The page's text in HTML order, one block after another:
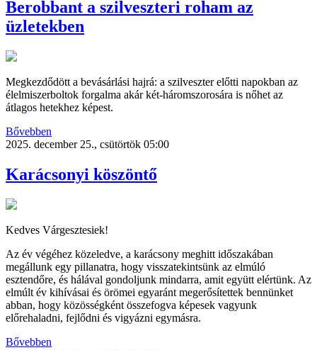
Berobbant a szilveszteri roham az
üzletekben
Megkezdődött a bevásárlási hajrá: a szilveszter előtti napokban az
élelmiszerboltok forgalma akár két-háromszorosára is nőhet az
átlagos hetekhez képest.
Bővebben
2025. december 25., csütörtök 05:00
Karácsonyi köszöntő
Kedves Várgesztesiek!
Az év végéhez közeledve, a karácsony meghitt időszakában
megállunk egy pillanatra, hogy visszatekintsünk az elmúló
esztendőre, és hálával gondoljunk mindarra, amit együtt elértünk. Az
elmúlt év kihívásai és örömei egyaránt megerősítettek bennünket
abban, hogy közösségként összefogva képesek vagyunk
előrehaladni, fejlődni és vigyázni egymásra.
Bővebben